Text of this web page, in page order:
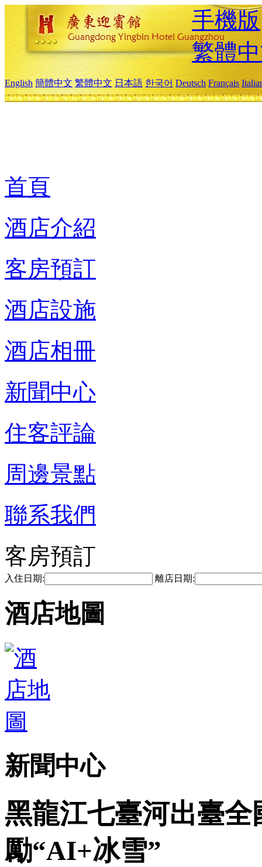
手機版
繁體
English 簡體中文 繁體中文 日本語 한국어 Deutsch Français
首頁
酒店介紹
客房預訂
酒店設施
酒店相冊
新聞中心
住客評論
周邊景點
聯系我們
客房預訂
入住日期: 離店日期:
酒店地圖
新聞中心
黑龍江七臺河出臺
勵“AI+冰雪”